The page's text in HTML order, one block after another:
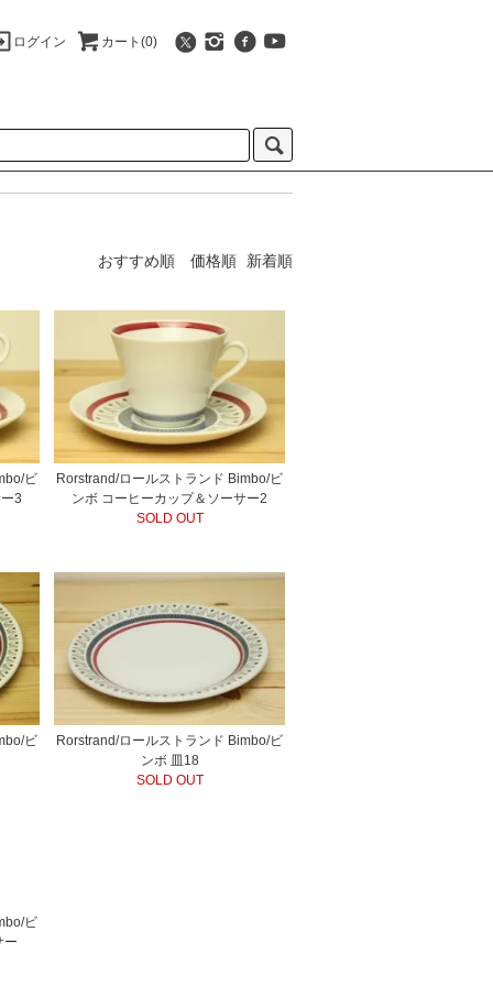
ログイン カート(0)
おすすめ順 価格順 新着順
ビ
3
Rorstrand/ロールストランド Bimbo/ビ
ンボ コーヒーカップ＆ソーサー2
SOLD OUT
ビ
Rorstrand/ロールストランド Bimbo/ビ
ンボ 皿18
SOLD OUT
ビ
ー